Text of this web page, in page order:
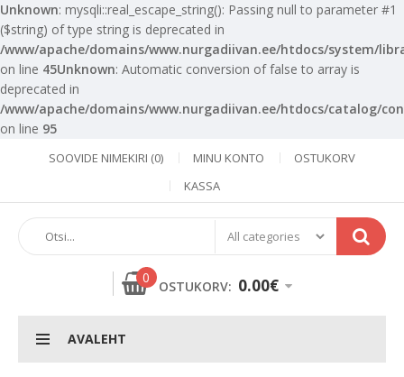
Unknown: mysqli::real_escape_string(): Passing null to parameter #1
($string) of type string is deprecated in
/www/apache/domains/www.nurgadiivan.ee/htdocs/system/
on line 45Unknown: Automatic conversion of false to array is
deprecated in
/www/apache/domains/www.nurgadiivan.ee/htdocs/catalog/
on line 95
SOOVIDE NIMEKIRI (0) MINU KONTO
OSTUKORV
KASSA
0
OSTUKORV: 0.00€
AVALEHT